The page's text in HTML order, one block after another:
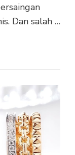
Dan salah …